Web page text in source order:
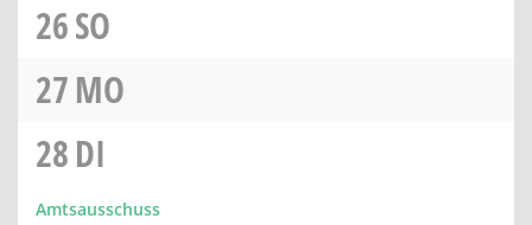
26SO
27MO
28DI
Amtsausschuss